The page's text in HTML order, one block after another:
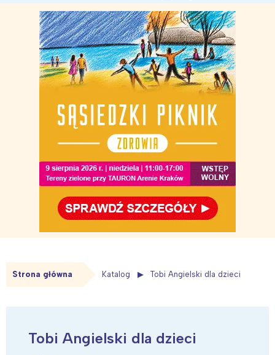
Strona główna Katalog Tobi Angielski dla dzieci
Tobi Angielski dla dzieci